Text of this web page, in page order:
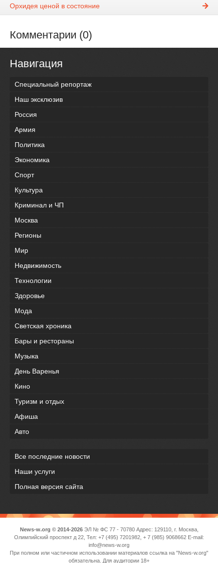
Орхидея ценой в состояние
Комментарии (0)
Навигация
Специальный репортаж
Наш эксклюзив
Россия
Армия
Политика
Экономика
Спорт
Культура
Криминал и ЧП
Москва
Регионы
Мир
Недвижимость
Технологии
Здоровье
Мода
Светская хроника
Бары и рестораны
Музыка
День Варенья
Кино
Туризм и отдых
Афиша
Авто
Все последние новости
Наши услуги
Полная версия сайта
News-w.org © 2014-2026ЭЛ № ФС 77 - 70780 Адрес: 129110, г. Москва,
Олимпийский проспект д 22, Тел: +7 (495) 7201982, + 7 (985) 9068662 E-mail:
info@news-w.org
При полном или частичном использовании материалов ссылка на "News-w.org"
обязательна. Для аудитории 18+